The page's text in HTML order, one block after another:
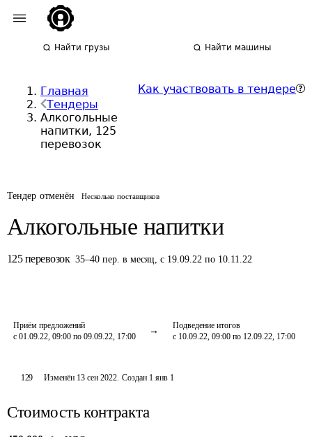
Найти грузы Найти машины
Главная
Тендеры
Алкогольные
напитки, 125
перевозок
Как участвовать в тендере
Тендер отменён Несколько поставщиков
Алкогольные напитки
125 перевозок 35–40 пер. в месяц,с 19.09.22 по 10.11.22
Приём предложений
с 01.09.22, 09:00 по 09.09.22, 17:00
Подведение итогов
с 10.09.22, 09:00 по 12.09.22, 17:00
129 Изменён 13 сен 2022. Создан 1 янв 1
Стоимость контракта